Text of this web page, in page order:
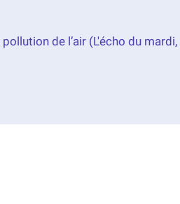
de l’air (L'écho du